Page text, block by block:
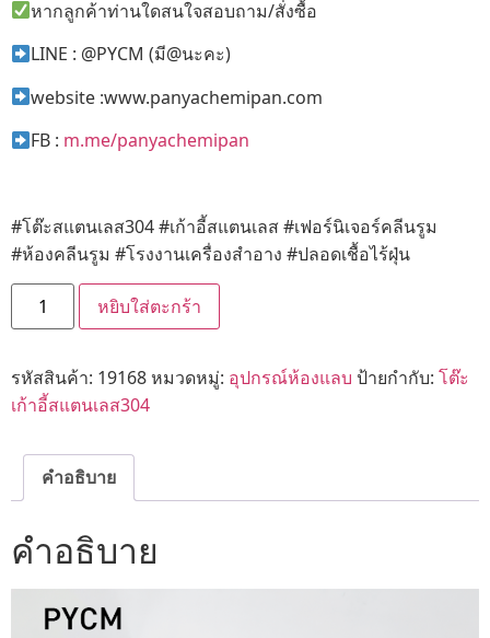
หากลูกค้าท่านใดสนใจสอบถาม/สั่งซื้อ
LINE : @PYCM (มี@นะคะ)
website :www.panyachemipan.com
FB : m.me/panyachemipan
#โต๊ะสแตนเลส304 #เก้าอี้สแตนเลส #เฟอร์นิเจอร์คลีนรูม
#ห้องคลีนรูม #โรงงานเครื่องสำอาง #ปลอดเชื้อไร้ฝุ่น
หยิบใส่ตะกร้า
รหัสสินค้า: 19168หมวดหมู่: อุปกรณ์ห้องแลบ ป้ายกำกับ: โต๊ะ
เก้าอี้สแตนเลส304
คำอธิบาย
คำอธิบาย